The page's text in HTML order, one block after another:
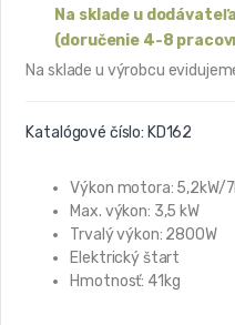
Na sklade u dodávateľa
(doručenie 4-8
Na sklade u výrobcu
Katalógové číslo: KD162
Výkon motora: 5,2kW/
Max. výkon: 3,5 kW
Trvalý výkon: 2800W
Elektrický štart
Hmotnosť: 41kg